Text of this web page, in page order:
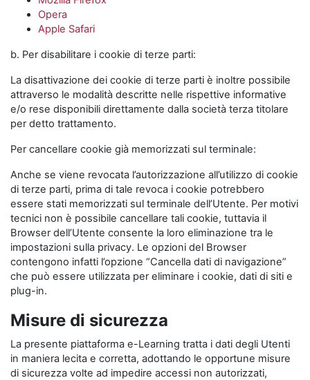
Opera
Apple Safari
b. Per disabilitare i cookie di terze parti:
La disattivazione dei cookie di terze parti è inoltre possibile
attraverso le modalità descritte nelle rispettive informative
e/o rese disponibili direttamente dalla società terza titolare
per detto trattamento.
Per cancellare cookie già memorizzati sul terminale:
Anche se viene revocata l’autorizzazione all’utilizzo di cookie
di terze parti, prima di tale revoca i cookie potrebbero
essere stati memorizzati sul terminale dell’Utente. Per motivi
tecnici non è possibile cancellare tali cookie, tuttavia il
Browser dell’Utente consente la loro eliminazione tra le
impostazioni sulla privacy. Le opzioni del Browser
contengono infatti l’opzione “Cancella dati di navigazione”
che può essere utilizzata per eliminare i cookie, dati di siti e
plug-in.
Misure di sicurezza
La presente piattaforma e-Learning tratta i dati degli Utenti
in maniera lecita e corretta, adottando le opportune misure
di sicurezza volte ad impedire accessi non autorizzati,